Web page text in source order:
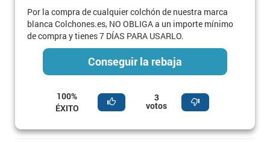
Por la compra de cualquier colchón de nuestra marca
blanca Colchones.es, NO OBLIGA a un importe mínimo
de compra y tienes 7 DÍAS PARA USARLO.
Conseguir la rebaja
100%
ÉXITO
3
votos